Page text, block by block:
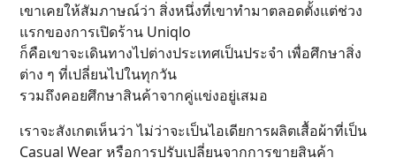
เขาเคยให้สัมภาษณ์ว่า สิ่งหนึ่งที่เขาทำมาตลอดตั้งแต่ช่วง
แรกของการเปิดร้าน Uniqlo
ก็คือเขาจะเดินทางไปต่างประเทศเป็นประจำ เพื่อศึกษาสิ่ง
ต่าง ๆ ที่เปลี่ยนไปในทุกวัน
รวมถึงคอยศึกษาสินค้าจากคู่แข่งอยู่เสมอ
เราจะสังเกตเห็นว่า ไม่ว่าจะเป็นไอเดียการผลิตเสื้อผ้าที่เป็น
Casual Wear หรือการปรับเปลี่ยนจากการขายสินค้า